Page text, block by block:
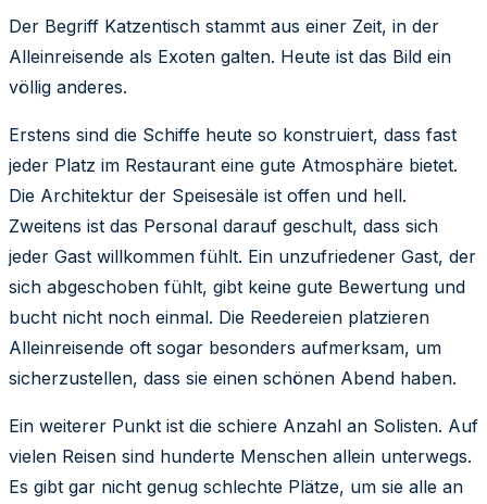
Der Begriff Katzentisch stammt aus einer Zeit, in der
Alleinreisende als Exoten galten. Heute ist das Bild ein
völlig anderes.
Erstens sind die Schiffe heute so konstruiert, dass fast
jeder Platz im Restaurant eine gute Atmosphäre bietet.
Die Architektur der Speisesäle ist offen und hell.
Zweitens ist das Personal darauf geschult, dass sich
jeder Gast willkommen fühlt. Ein unzufriedener Gast, der
sich abgeschoben fühlt, gibt keine gute Bewertung und
bucht nicht noch einmal. Die Reedereien platzieren
Alleinreisende oft sogar besonders aufmerksam, um
sicherzustellen, dass sie einen schönen Abend haben.
Ein weiterer Punkt ist die schiere Anzahl an Solisten. Auf
vielen Reisen sind hunderte Menschen allein unterwegs.
Es gibt gar nicht genug schlechte Plätze, um sie alle an